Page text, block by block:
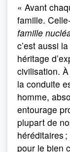
« Avant
famille.
famille
c’est aussi la
héritage
civilisation.
la conduite
homme,
entourage
plupart de
héréditaires
pour le bien